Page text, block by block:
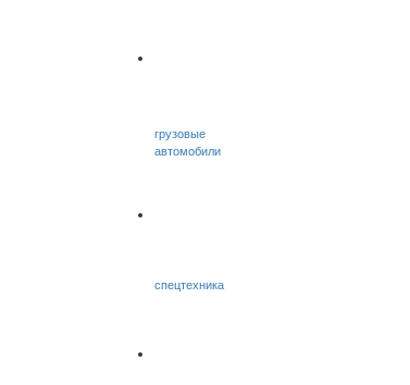
грузовые
автомобили
спецтехника